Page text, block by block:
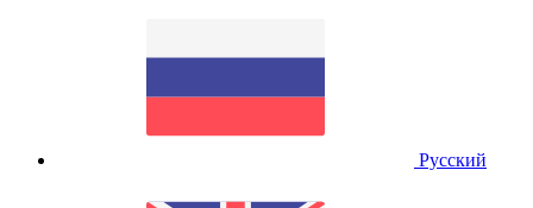
Русский